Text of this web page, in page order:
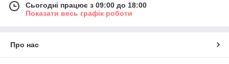
Сьогодні працює з 09:00 до 18:00
Показати весь графік роботи
Про нас